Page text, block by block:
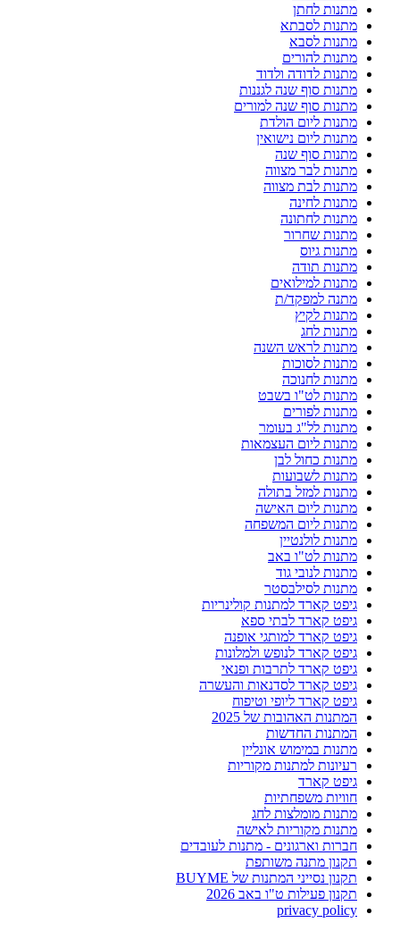
מתנות לחתן
מתנות לסבתא
מתנות לסבא
מתנות להורים
מתנות לדודה ולדוד
מתנות סוף שנה לגננות
מתנות סוף שנה למורים
מתנות ליום הולדת
מתנות ליום נישואין
מתנות סוף שנה
מתנות לבר מצווה
מתנות לבת מצווה
מתנות לחינה
מתנות לחתונה
מתנות שחרור
מתנות גיוס
מתנות תודה
מתנות למילואים
מתנה למפקד/ת
מתנות לקיץ
מתנות לחג
מתנות לראש השנה
מתנות לסוכות
מתנות לחנוכה
מתנות לט"ו בשבט
מתנות לפורים
מתנות לל"ג בעומר
מתנות ליום העצמאות
מתנות כחול לבן
מתנות לשבועות
מתנות למזל בתולה
מתנות ליום האישה
מתנות ליום המשפחה
מתנות לולנטיין
מתנות לט"ו באב
מתנות לנובי גוד
מתנות לסילבסטר
גיפט קארד למתנות קולינריות
גיפט קארד לבתי ספא
גיפט קארד למותגי אופנה
גיפט קארד לנופש ולמלונות
גיפט קארד לתרבות ופנאי
גיפט קארד לסדנאות והעשרה
גיפט קארד ליופי וטיפוח
המתנות האהובות של 2025
המתנות החדשות
מתנות במימוש אונליין
רעיונות למתנות מקוריות
גיפט קארד
חוויות משפחתיות
מתנות מומלצות לחג
מתנות מקוריות לאישה
חברות וארגונים - מתנות לעובדים
תקנון מתנה משותפת
תקנון נסייני המתנות של BUYME
תקנון פעילות ט"ו באב 2026
privacy policy